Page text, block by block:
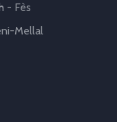
- Fès
Mellal